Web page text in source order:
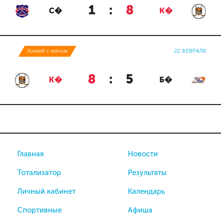
С� 1 : 8 К�
Хоккей с мячом 22 ФЕВРАЛЯ
К� 8 : 5 Б�
Главная
Тотализатор
Личный кабинет
Спортивные
Новости
Результаты
Календарь
Афиша